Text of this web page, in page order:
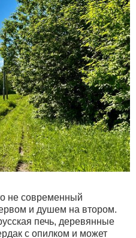
не современный
и душем на втором.
печь, деревянные
с опилком и может